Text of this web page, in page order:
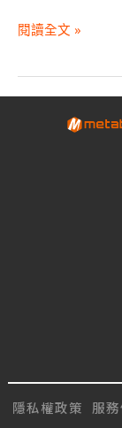
閱讀全文 »
隱私權政策 服